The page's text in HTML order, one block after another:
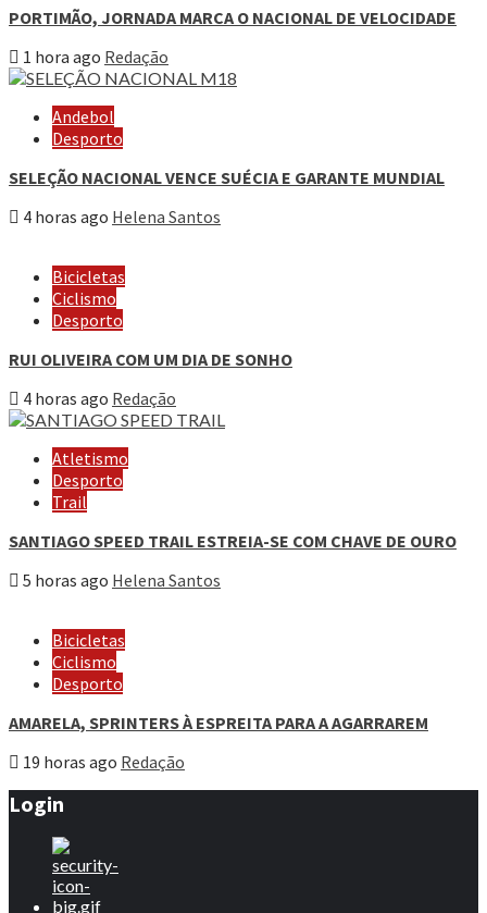
PORTIMÃO, JORNADA MARCA O NACIONAL DE VELOCIDADE
1 hora ago Redação
Andebol
Desporto
SELEÇÃO NACIONAL VENCE SUÉCIA E GARANTE MUNDIAL
4 horas ago Helena Santos
Bicicletas
Ciclismo
Desporto
RUI OLIVEIRA COM UM DIA DE SONHO
4 horas ago Redação
Atletismo
Desporto
Trail
SANTIAGO SPEED TRAIL ESTREIA-SE COM CHAVE DE OURO
5 horas ago Helena Santos
Bicicletas
Ciclismo
Desporto
AMARELA, SPRINTERS À ESPREITA PARA A AGARRAREM
19 horas ago Redação
Login